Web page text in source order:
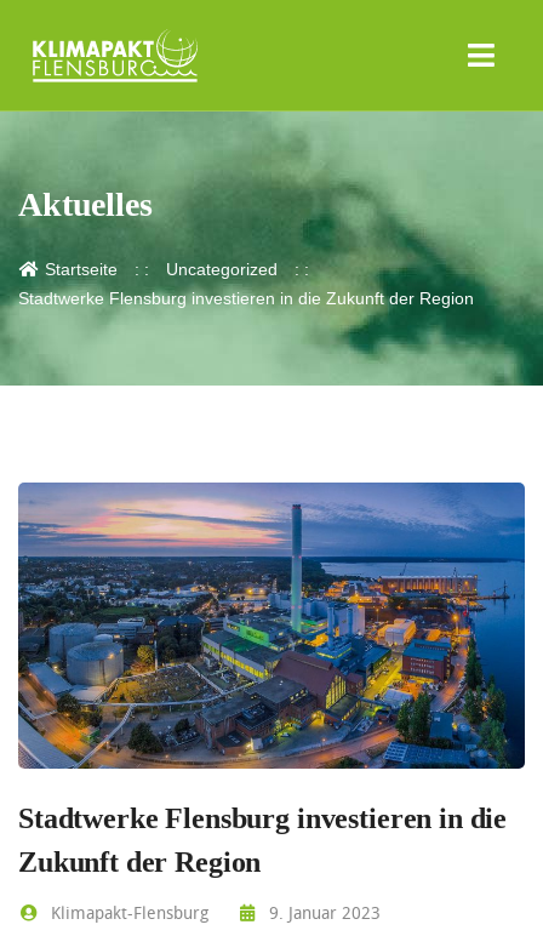
Aktuelles
Startseite
Uncategorized
Stadtwerke Flensburg investieren in die Zukunft der Region
Stadtwerke Flensburg investieren in die
Zukunft der Region
Klimapakt-Flensburg 9. Januar 2023